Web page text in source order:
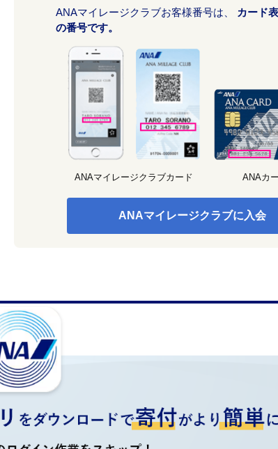
ANAマイレージクラブお客様番号は、
カード
の番号です。
ANAマイレージクラブカード ANAカ
ANAマイレージクラブに入会